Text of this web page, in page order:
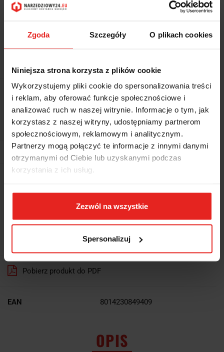
Zgoda Szczegóły O plikach cookies
Niniejsza strona korzysta z plików cookie
Wykorzystujemy pliki cookie do spersonalizowania treści
i reklam, aby oferować funkcje społecznościowe i
analizować ruch w naszej witrynie. Informacje o tym, jak
korzystasz z naszej witryny, udostępniamy partnerom
społecznościowym, reklamowym i analitycznym.
Partnerzy mogą połączyć te informacje z innymi danymi
otrzymanymi od Ciebie lub uzyskanymi podczas
korzystania z ich usług.
Zezwól na wszystkie
Spersonalizuj
Symbol:5935VU/1MB
ZESTAW 154 NARZ.DO UŻYTKU UNIWERSALNEGO
Brak towaru
6342.59
6342.59
Powiadom gdy produkt będzie dostępny
Dostępność Brak towaru
18.18 kg
Pobierz produkt do PDF
EAN 8014230849409
OPIS